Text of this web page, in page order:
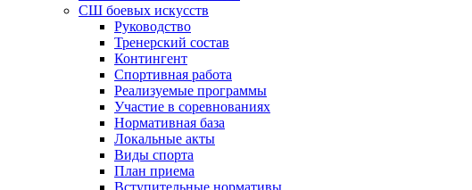
СШ боевых искусств
Руководство
Тренерский состав
Контингент
Спортивная работа
Реализуемые программы
Участие в соревнованиях
Нормативная база
Локальные акты
Виды спорта
План приема
Вступительные нормативы